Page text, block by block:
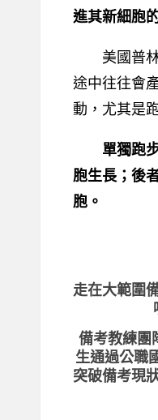
進其新細胞
美國普林
途中往往會
動，尤其是
單獨跑
胞生長；後
胞。
走在大範圍
備考教練團
生通過公職
突破備考現